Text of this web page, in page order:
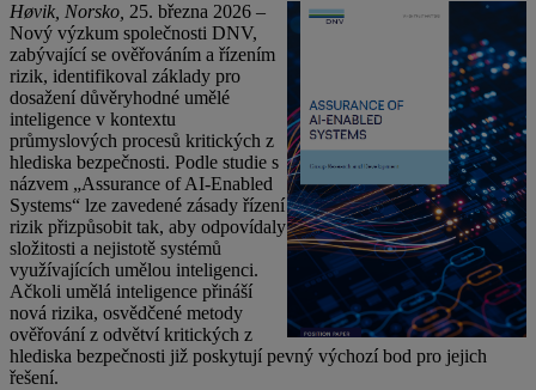
Høvik, Norsko, 25. března 2026 –
Nový výzkum společnosti DNV,
zabývající se ověřováním a řízením
rizik, identifikoval základy pro
dosažení důvěryhodné umělé
inteligence v kontextu
průmyslových procesů kritických z
hlediska bezpečnosti. Podle studie s
názvem „Assurance of AI-Enabled
Systems“ lze zavedené zásady řízení
rizik přizpůsobit tak, aby odpovídaly
složitosti a nejistotě systémů
využívajících umělou inteligenci.
Ačkoli umělá inteligence přináší
nová rizika, osvědčené metody
ověřování z odvětví kritických z
hlediska bezpečnosti již poskytují pevný výchozí bod pro jejich
řešení.